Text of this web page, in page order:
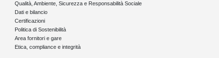
Qualità, Ambiente, Sicurezza e Responsabilità Sociale
Dati e bilancio
Certificazioni
Politica di Sostenibilità
Area fornitori e gare
Etica, compliance e integrità